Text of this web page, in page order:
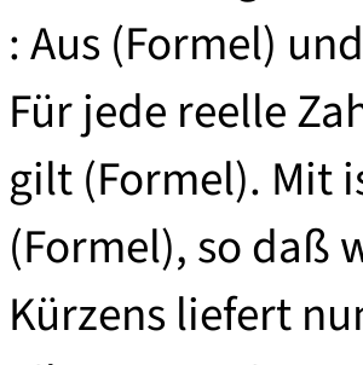
: Aus (Formel)
Für jede reelle
gilt (Formel). Mit
(Formel), so daß
Kürzens liefert